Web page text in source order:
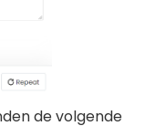
de volgende